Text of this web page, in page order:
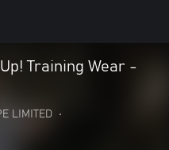
Training Wear -
LIMITED
•